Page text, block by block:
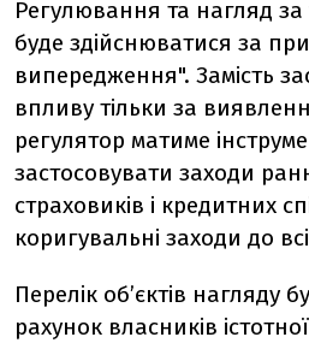
Регулювання та нагляд
буде здійснюватися за
випередження". Замість
впливу тільки за
регулятор матиме
застосовувати заходи
страховиків і кредитних
коригувальні заходи до
Перелік об’єктів нагляду
рахунок власників